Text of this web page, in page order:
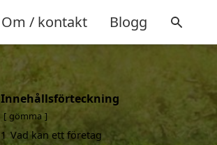
Om / kontakt Blogg
Innehållsförteckning
gömma
1 Vad kan ett företag